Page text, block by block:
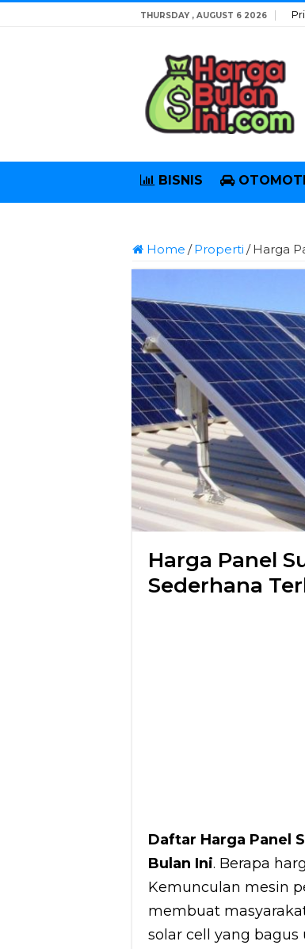
THURSDAY , AUGUST 6 2026
BISNIS
Home / Properti / Harga
Harga Panel
Sederhana
Daftar Harga Panel
Bulan Ini. Berapa
Kemunculan mesin
membuat
solar cell yang